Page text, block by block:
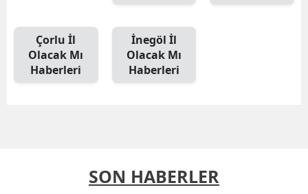
Çorlu İl
Olacak Mı
Haberleri
İnegöl İl
Olacak Mı
Haberleri
SON HABERLER